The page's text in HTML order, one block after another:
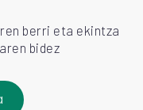
berri eta ekintza
bidez